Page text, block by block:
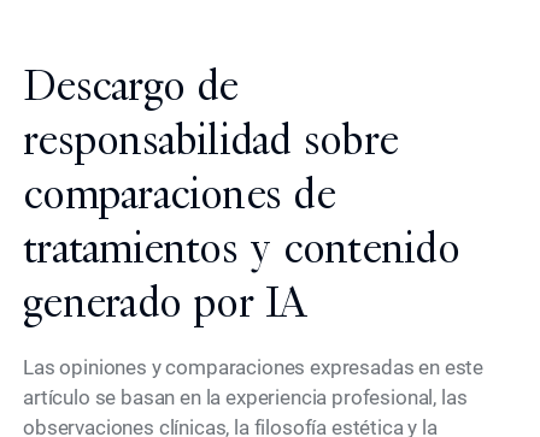
Descargo de
responsabilidad sobre
comparaciones de
tratamientos y contenido
generado por IA
Las opiniones y comparaciones expresadas en este
artículo se basan en la experiencia profesional, las
observaciones clínicas, la filosofía estética y la